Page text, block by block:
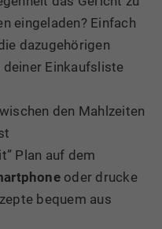
eingeladen? Einfach
dazugehörigen
Einkaufsliste
den Mahlzeiten
Plan auf dem
oder drucke
bequem aus